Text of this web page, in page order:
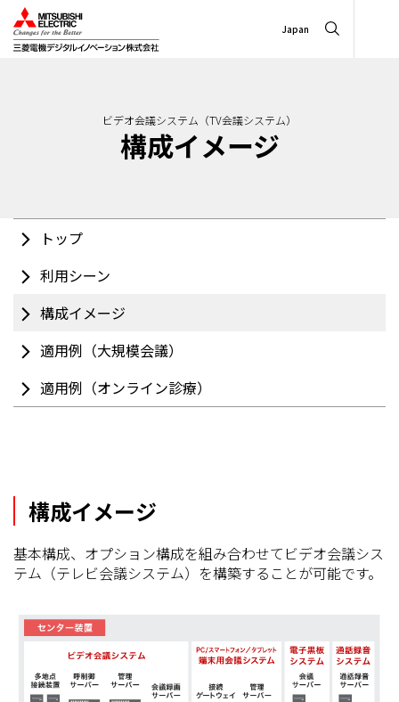
Japan
ビデオ会議システム（TV会議システム）
構成イメージ
トップ
利用シーン
構成イメージ
適用例（大規模会議）
適用例（オンライン診療）
構成イメージ
基本構成、オプション構成を組み合わせてビデオ会議シス
テム（テレビ会議システム）を構築することが可能です。